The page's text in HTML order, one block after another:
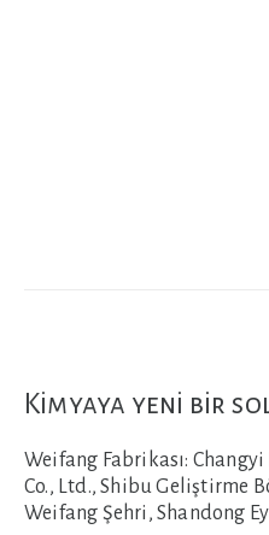
Kimyaya yeni bir
Weifang Fabrikası: Changyi
Co., Ltd., Shibu Geliştirme
Weifang Şehri, Shandong